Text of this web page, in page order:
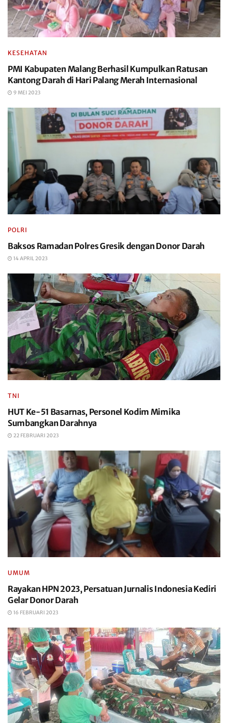
KESEHATAN
PMI Kabupaten Malang Berhasil Kumpulkan Ratusan
Kantong Darah di Hari Palang Merah Internasional
9 MEI 2023
POLRI
Baksos Ramadan Polres Gresik dengan Donor Darah
14 APRIL 2023
TNI
HUT Ke-51 Basarnas, Personel Kodim Mimika
Sumbangkan Darahnya
22 FEBRUARI 2023
UMUM
Rayakan HPN 2023, Persatuan Jurnalis Indonesia Kediri
Gelar Donor Darah
16 FEBRUARI 2023